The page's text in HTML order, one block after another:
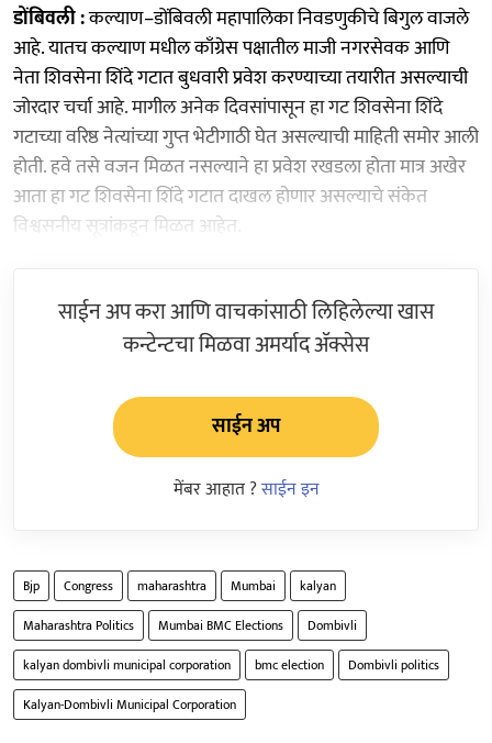
डोंबिवली :कल्याण–डोंबिवली महापालिका निवडणुकीचे बिगुल वाजले
आहे. यातच कल्याण मधील काँग्रेस पक्षातील माजी नगरसेवक आणि
नेता शिवसेना शिंदे गटात बुधवारी प्रवेश करण्याच्या तयारीत असल्याची
जोरदार चर्चा आहे. मागील अनेक दिवसांपासून हा गट शिवसेना शिंदे
गटाच्या वरिष्ठ नेत्यांच्या गुप्त भेटीगाठी घेत असल्याची माहिती समोर आली
होती. हवे तसे वजन मिळत नसल्याने हा प्रवेश रखडला होता मात्र अखेर
आता हा गट शिवसेना शिंदे गटात दाखल होणार असल्याचे संकेत
विश्वसनीय सूत्रांकडून मिळत आहेत.
साईन अप करा आणि वाचकांसाठी लिहिलेल्या खास
कन्टेन्टचा मिळवा अमर्याद ॲक्सेस
साईन अप
मेंबर आहात ?साईन इन
Bjp Congress maharashtra Mumbai
kalyan
Maharashtra Politics
Mumbai BMC Elections
Dombivli
kalyan dombivli municipal corporation
bmc election
Dombivli politics
Kalyan-Dombivli Municipal Corporation